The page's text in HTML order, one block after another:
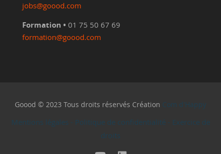
jobs@goood.com
Formation • 01 75 50 67 69
formation@goood.com
Goood © 2023 Tous droits réservés Création Com d'Happy
Mentions légales - Politique de confidentialité - Exercice de
droits